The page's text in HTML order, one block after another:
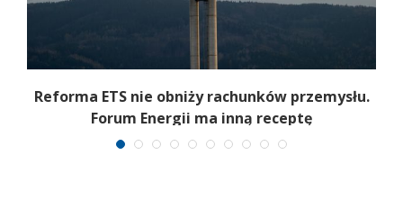
Reforma ETS nie obniży rachunków przemysłu.
Forum Energii ma inną receptę